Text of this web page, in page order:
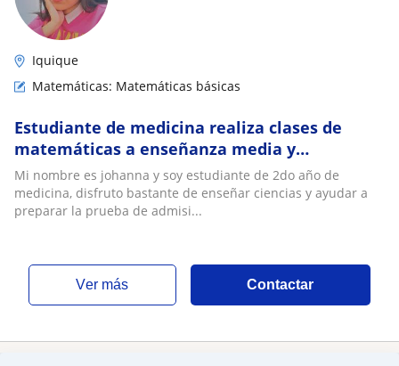
Iquique
Matemáticas: Matemáticas básicas
Estudiante de medicina realiza clases de
matemáticas a enseñanza media y
preparación paes
Mi nombre es johanna y soy estudiante de 2do año de
medicina, disfruto bastante de enseñar ciencias y ayudar a
preparar la prueba de admisi...
ver más Contactar